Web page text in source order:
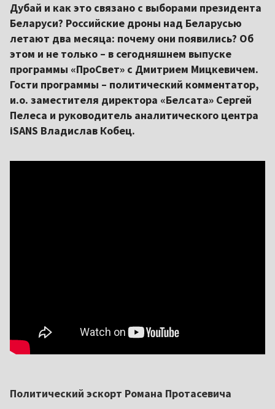
Дубай и как это связано с выборами президента
Беларуси? Российские дроны над Беларусью
летают два месяца: почему они появились? Об
этом и не только – в сегодняшнем выпуске
программы «ПроСвет» с Дмитрием Мицкевичем.
Гости программы – политический комментатор,
и.о. заместителя директора «Белсата» Сергей
Пелеса и руководитель аналитического центра
iSANS Владислав Кобец.
Политический эскорт Романа Протасевича